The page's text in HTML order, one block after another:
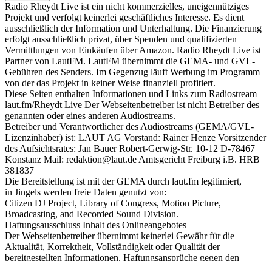
Radio Rheydt Live ist ein nicht kommerzielles, uneigennütziges
Projekt und verfolgt keinerlei geschäftliches Interesse. Es dient
ausschließlich der Information und Unterhaltung. Die Finanzierung
erfolgt ausschließlich privat, über Spenden und qualifizierten
Vermittlungen von Einkäufen über Amazon. Radio Rheydt Live ist
Partner von LautFM. LautFM übernimmt die GEMA- und GVL-
Gebühren des Senders. Im Gegenzug läuft Werbung im Programm
von der das Projekt in keiner Weise finanziell profitiert.
Diese Seiten enthalten Informationen und Links zum Radiostream
laut.fm/Rheydt Live Der Webseitenbetreiber ist nicht Betreiber des
genannten oder eines anderen Audiostreams.
Betreiber und Verantwortlicher des Audiostreams (GEMA/GVL-
Lizenzinhaber) ist: LAUT AG Vorstand: Rainer Henze Vorsitzender
des Aufsichtsrates: Jan Bauer Robert-Gerwig-Str. 10-12 D-78467
Konstanz Mail: redaktion@laut.de Amtsgericht Freiburg i.B. HRB
381837
Die Bereitstellung ist mit der GEMA durch laut.fm legitimiert,
in Jingels werden freie Daten genutzt von:
Citizen DJ Project, Library of Congress, Motion Picture,
Broadcasting, and Recorded Sound Division.
Haftungsausschluss Inhalt des Onlineangebotes
Der Webseitenbetreiber übernimmt keinerlei Gewähr für die
Aktualität, Korrektheit, Vollständigkeit oder Qualität der
bereitgestellten Informationen. Haftungsansprüche gegen den